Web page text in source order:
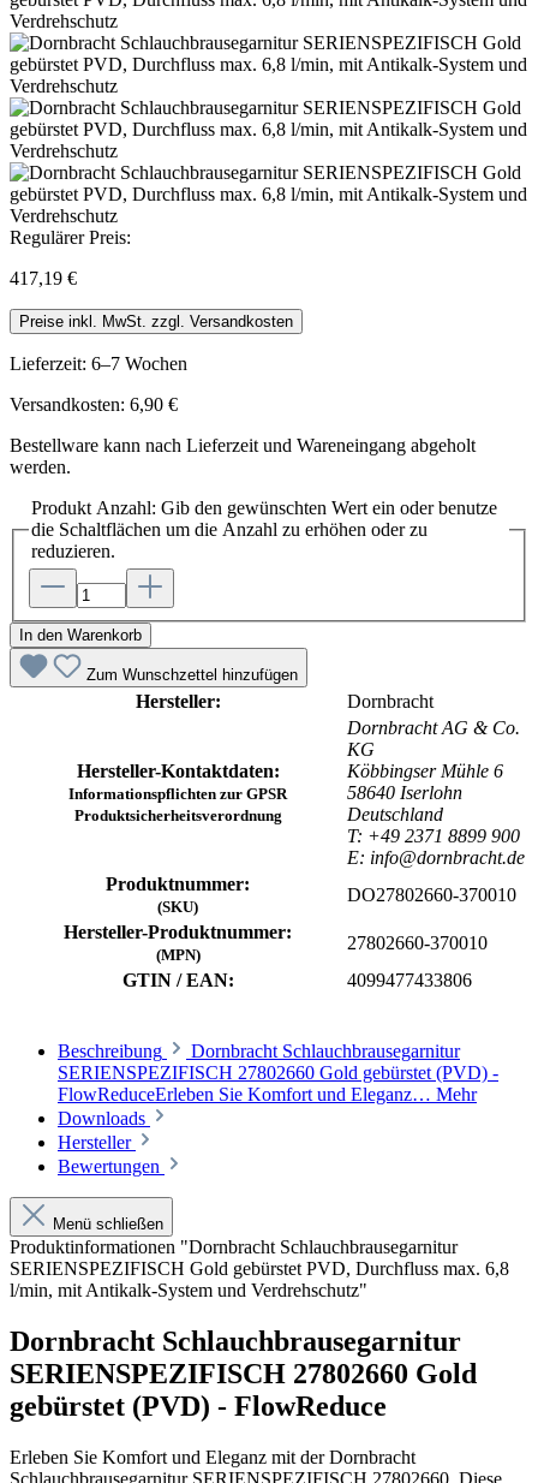
Regulärer Preis:
417,19 €
Preise inkl. MwSt. zzgl. Versandkosten
Lieferzeit: 6–7 Wochen
Versandkosten: 6,90 €
Bestellware kann nach Lieferzeit und Wareneingang abgeholt
werden.
Produkt Anzahl: Gib den gewünschten Wert ein oder benutze
die Schaltflächen um die Anzahl zu erhöhen oder zu
reduzieren.
In den Warenkorb
Zum Wunschzettel hinzufügen
Hersteller: Dornbracht
Hersteller-Kontaktdaten:
Informationspflichten zur GPSR
Produktsicherheitsverordnung
Dornbracht AG & Co.
KG
Köbbingser Mühle 6
58640 Iserlohn
Deutschland
T: +49 2371 8899 900
E: info@dornbracht.de
Produktnummer:
(SKU)
DO27802660-370010
Hersteller-Produktnummer:
(MPN)
27802660-370010
GTIN / EAN:
4099477433806
Beschreibung
Dornbracht Schlauchbrausegarnitur
SERIENSPEZIFISCH 27802660 Gold gebürstet (PVD) -
FlowReduceErleben Sie Komfort und Eleganz… Mehr
Downloads
Hersteller
Bewertungen
Menü schließen
Produktinformationen "Dornbracht Schlauchbrausegarnitur
SERIENSPEZIFISCH Gold gebürstet PVD, Durchfluss max. 6,8
l/min, mit Antikalk-System und Verdrehschutz"
Dornbracht Schlauchbrausegarnitur
SERIENSPEZIFISCH 27802660 Gold
gebürstet (PVD) - FlowReduce
Erleben Sie Komfort und Eleganz mit der Dornbracht